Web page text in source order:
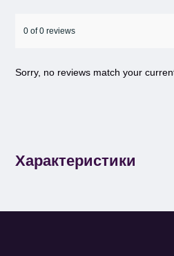
0 of 0 reviews
Sorry, no reviews match your
Характеристики